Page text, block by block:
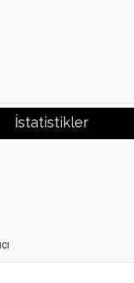
İstatistikler